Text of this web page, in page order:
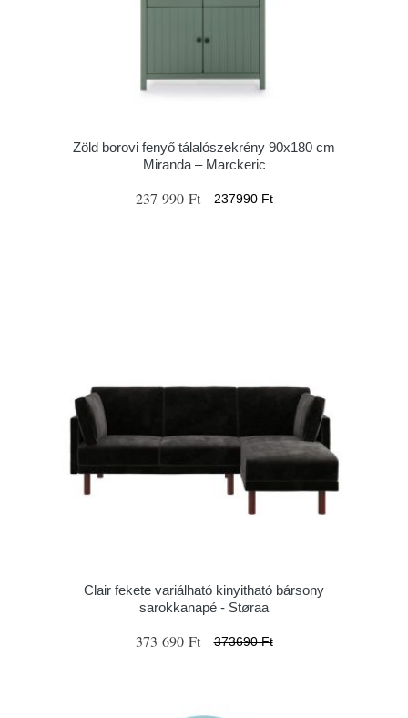
Zöld borovi fenyő tálalószekrény 90x180 cm
Miranda – Marckeric
237 990 Ft 237990 Ft
Clair fekete variálható kinyitható bársony
sarokkanapé - Støraa
373 690 Ft 373690 Ft